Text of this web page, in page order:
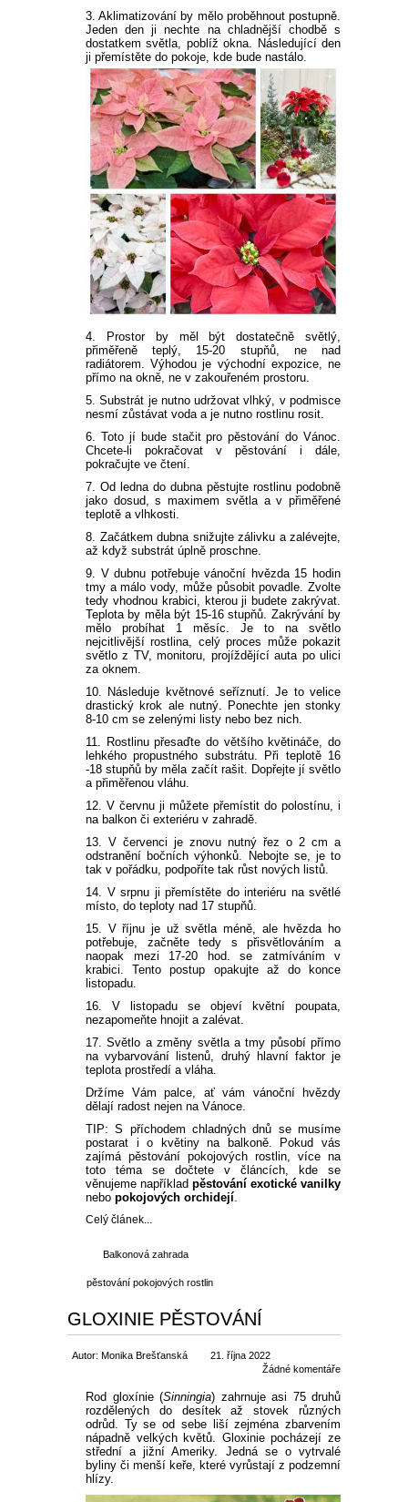
3. Aklimatizování by mělo proběhnout postupně.
Jeden den ji nechte na chladnější chodbě s
dostatkem světla, poblíž okna. Následující den
ji přemístěte do pokoje, kde bude nastálo.
4. Prostor by měl být dostatečně světlý,
přiměřeně teplý, 15-20 stupňů, ne nad
radiátorem. Výhodou je východní expozice, ne
přímo na okně, ne v zakouřeném prostoru.
5. Substrát je nutno udržovat vlhký, v podmisce
nesmí zůstávat voda a je nutno rostlinu rosit.
6. Toto jí bude stačit pro pěstování do Vánoc.
Chcete-li pokračovat v pěstování i dále,
pokračujte ve čtení.
7. Od ledna do dubna pěstujte rostlinu podobně
jako dosud, s maximem světla a v přiměřené
teplotě a vlhkosti.
8. Začátkem dubna snižujte zálivku a zalévejte,
až když substrát úplně proschne.
9. V dubnu potřebuje vánoční hvězda 15 hodin
tmy a málo vody, může působit povadle. Zvolte
tedy vhodnou krabici, kterou ji budete zakrývat.
Teplota by měla být 15-16 stupňů. Zakrývání by
mělo probíhat 1 měsíc. Je to na světlo
nejcitlivější rostlina, celý proces může pokazit
světlo z TV, monitoru, projíždějící auta po ulici
za oknem.
10. Následuje květnové seříznutí. Je to velice
drastický krok ale nutný. Ponechte jen stonky
8-10 cm se zelenými listy nebo bez nich.
11. Rostlinu přesaďte do většího květináče, do
lehkého propustného substrátu. Při teplotě 16
-18 stupňů by měla začít rašit. Dopřejte jí světlo
a přiměřenou vláhu.
12. V červnu ji můžete přemístit do polostínu, i
na balkon či exteriéru v zahradě.
13. V červenci je znovu nutný řez o 2 cm a
odstranění bočních výhonků. Nebojte se, je to
tak v pořádku, podpoříte tak růst nových listů.
14. V srpnu ji přemístěte do interiéru na světlé
místo, do teploty nad 17 stupňů.
15. V říjnu je už světla méně, ale hvězda ho
potřebuje, začněte tedy s přisvětlováním a
naopak mezi 17-20 hod. se zatmíváním v
krabici. Tento postup opakujte až do konce
listopadu.
16. V listopadu se objeví květní poupata,
nezapomeňte hnojit a zalévat.
17. Světlo a změny světla a tmy působí přímo
na vybarvování listenů, druhý hlavní faktor je
teplota prostředí a vláha.
Držíme Vám palce, ať vám vánoční hvězdy
dělají radost nejen na Vánoce.
TIP: S příchodem chladných dnů se musíme
postarat i o květiny na balkoně. Pokud vás
zajímá pěstování pokojových rostlin, více na
toto téma se dočtete v článcích, kde se
věnujeme například pěstování exotické vanilky
nebo pokojových orchidejí.
Celý článek...
Balkonová zahrada
pěstování pokojových rostlin
GLOXINIE PĚSTOVÁNÍ
Autor: Monika Brešťanská
21. října 2022
Žádné komentáře
Rod gloxínie (Sinningia) zahrnuje asi 75 druhů
rozdělených do desítek až stovek různých
odrůd. Ty se od sebe liší zejména zbarvením
nápadně velkých květů. Gloxinie pocházejí ze
střední a jižní Ameriky. Jedná se o vytrvalé
byliny či menší keře, které vyrůstají z podzemní
hlízy.